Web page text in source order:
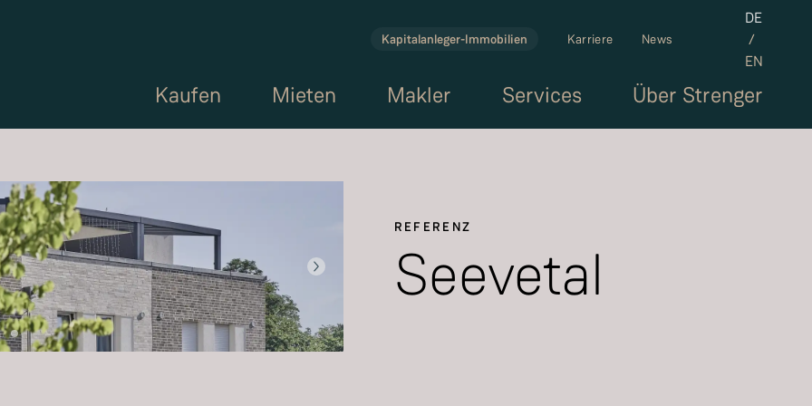
Kapitalanleger-Immobilien Karriere News
Set the
DE
/
EN
Kaufen Mieten Makler Services Über Strenger
REFERENZ
Seevetal